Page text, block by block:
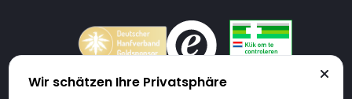
Wir schätzen Ihre Privatsphäre